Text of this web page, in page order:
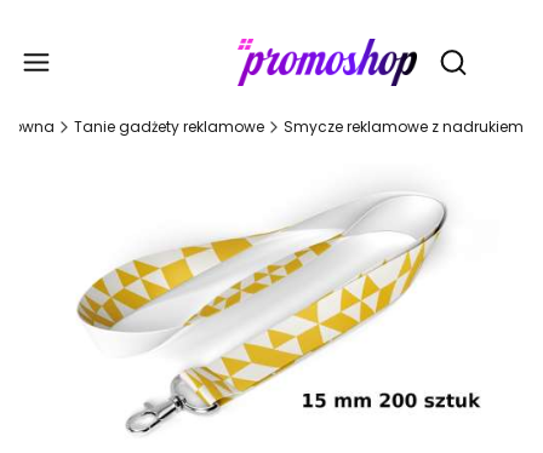
Otwórz
Tanie gadżety reklamowe Smycze reklamowe z nadrukiem